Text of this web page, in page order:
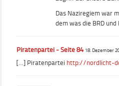
Das Naziregiem war
dem was die BRD
Piratenpartei - Seite 84 18. Dezember
[…] Piratenpartei http://nordlicht-